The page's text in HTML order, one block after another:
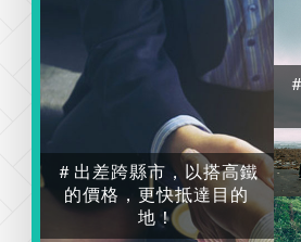
＃出差跨縣市，以搭高鐵
的價格，更快抵達目的
地！